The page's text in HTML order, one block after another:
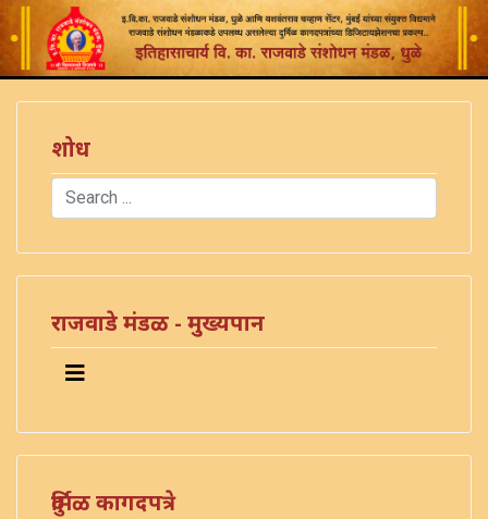
शोध
Search
राजवाडे मंडळ - मुख्यपान
दुर्मिळ कागदपत्रे